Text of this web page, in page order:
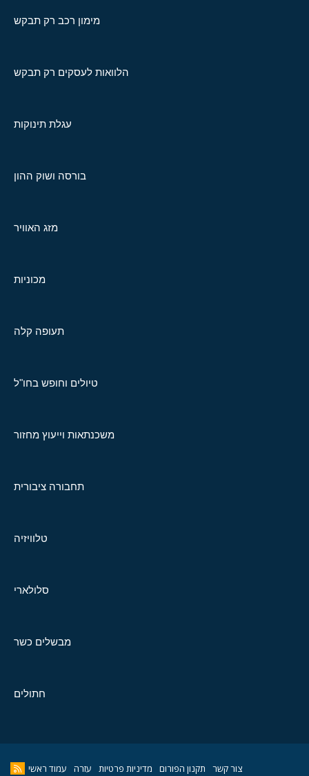
מימון רכב רק תבקש
הלוואות לעסקים רק תבקש
עגלת תינוקות
בורסה ושוק ההון
מזג האוויר
מכוניות
תעופה קלה
טיולים וחופש בחו"ל
משכנתאות וייעוץ מחזור
תחבורה ציבורית
טלוויזיה
סלולארי
מבשלים כשר
חתולים
צור קשר תקנון הפורום מדיניות פרטיות עזרה עמוד ראשי